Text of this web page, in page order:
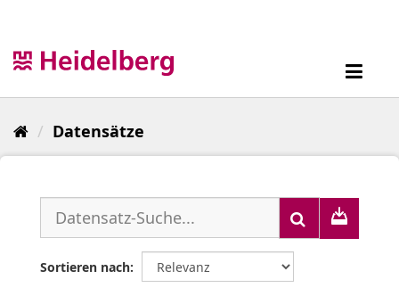
Datensätze
Sortieren nach